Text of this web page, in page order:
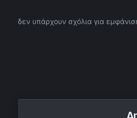
δεν υπάρχουν σχόλια για